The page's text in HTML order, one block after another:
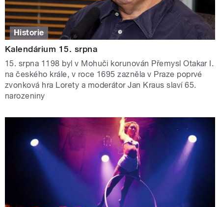
Historie
Kalendárium 15. srpna
15. srpna 1198 byl v Mohuči korunován Přemysl Otakar I.
na českého krále, v roce 1695 zazněla v Praze poprvé
zvonková hra Lorety a moderátor Jan Kraus slaví 65.
narozeniny